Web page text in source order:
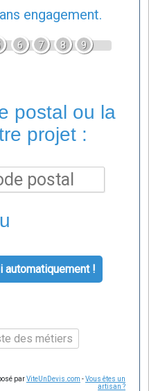
engagement.
6 7 8 9
postal ou la
projet :
!
des métiers
parViteUnDevis.com -Vous êtes un
artisan ?